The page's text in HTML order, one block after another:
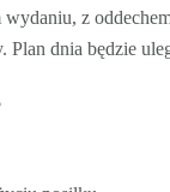
wydaniu, z
Plan dnia będzie